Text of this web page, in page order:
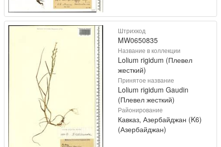
Штрихкод
MW0650835
Название в коллекции
Lolium rigidum (Плевел
жесткий)
Принятое название
Lolium rigidum Gaudin
(Плевел жесткий)
Районирование
Кавказ, Азербайджан (K6)
(Азербайджан)